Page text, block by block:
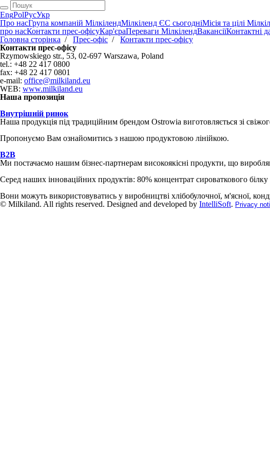
EngPolРусУкр
Про насГрупа компаній МілкілендМілкіленд ЄС сьогодніМісія та цілі
про насКонтакти прес-офісуКар'єраПереваги МілкілендВакансіїКонтактні
Головна сторінка / Прес-офіс / Контакти прес-офісу
Контакти прес-офісу
Rzymowskiego str., 53, 02-697 Warszawa, Poland
tel.: +48 22 417 0800
fax: +48 22 417 0801
e-mail: office@milkiland.eu
WEB: www.milkiland.eu
Наша пропозиція
Внутрішній ринок
Наша продукція під традиційним брендом Ostrowia виготовляється зі
Пропонуємо Вам ознайомитись з нашою продуктовою лінійкою.
B2B
Ми постачаємо нашим бізнес-партнерам високоякісні продукти, що
Серед наших інноваційних продуктів: 80% концентрат сироваткового
Вони можуть використовуватись у виробництві хлібобулочної, м'ясної,
© Milkiland. All rights reserved. Designed and developed by IntelliSoft. Privacy